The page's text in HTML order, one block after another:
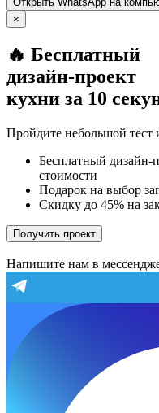
×
🔥 Бесплатный
дизайн-проект
кухни за 10
Пройдите небольшой тест
Бесплатный дизайн-
стоимости
Подарок на выбор
Скидку до 45% на
Получить проект
Напишите нам в